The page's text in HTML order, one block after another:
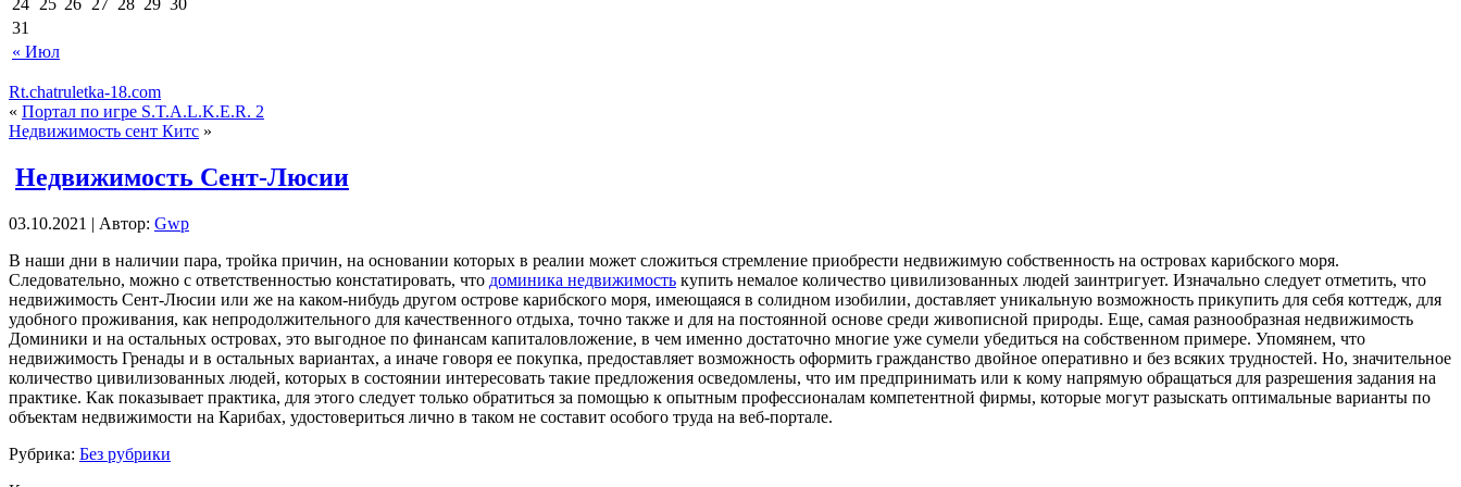
« Июл
31
Rt.chatruletka-18.com
« Портал по игре S.T.A.L.K.E.R. 2
Недвижимость сент Китс »
Недвижимость Сент-Люсии
03.10.2021 | Автор: Gwp
В нaши дни в нaличии пара, тройка причин, на основании которых в реалии может сложиться стремление приобрести недвижимую собственность на островах карибского моря.
Следовательно, можно с ответственностью констатировать, что доминика недвижимость купить немалое количество цивилизованных людей заинтригует. Изначально следует отметить, что
недвижимость Сент-Люсии или же на каком-нибудь другом острове карибского моря, имеющаяся в солидном изобилии, доставляет уникальную возможность прикупить для себя коттедж, для
удобного проживания, как непродолжительного для качественного отдыха, точно также и для на постоянной основе среди живописной природы. Еще, самая разнообразная недвижимость
Доминики и на остальных островах, это выгодное по финансам капиталовложение, в чем именно достаточно многие уже сумели убедиться на собственном примере. Упомянем, что
недвижимость Гренады и в остальных вариантах, а иначе говоря ее покупка, предоставляет возможность оформить гражданство двойное оперативно и без всяких трудностей. Но, значительное
количество цивилизованных людей, которых в состоянии интересовать такие предложения осведомлены, что им предпринимать или к кому напрямую обращаться для разрешения задания на
практике. Как показывает практика, для этого следует только обратиться за помощью к опытным профессионалам компетентной фирмы, которые могут разыскать оптимальные варианты по
объектам недвижимости на Карибах, удостовериться лично в таком не составит особого труда на веб-портале.
Рубрика: Без рубрики